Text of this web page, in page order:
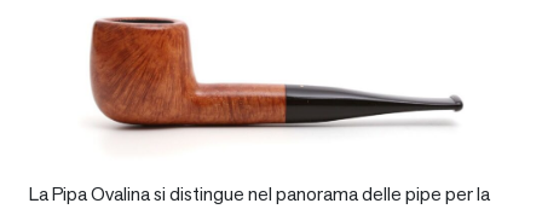
La Pipa Ovalina si distingue nel panorama delle pipe per la